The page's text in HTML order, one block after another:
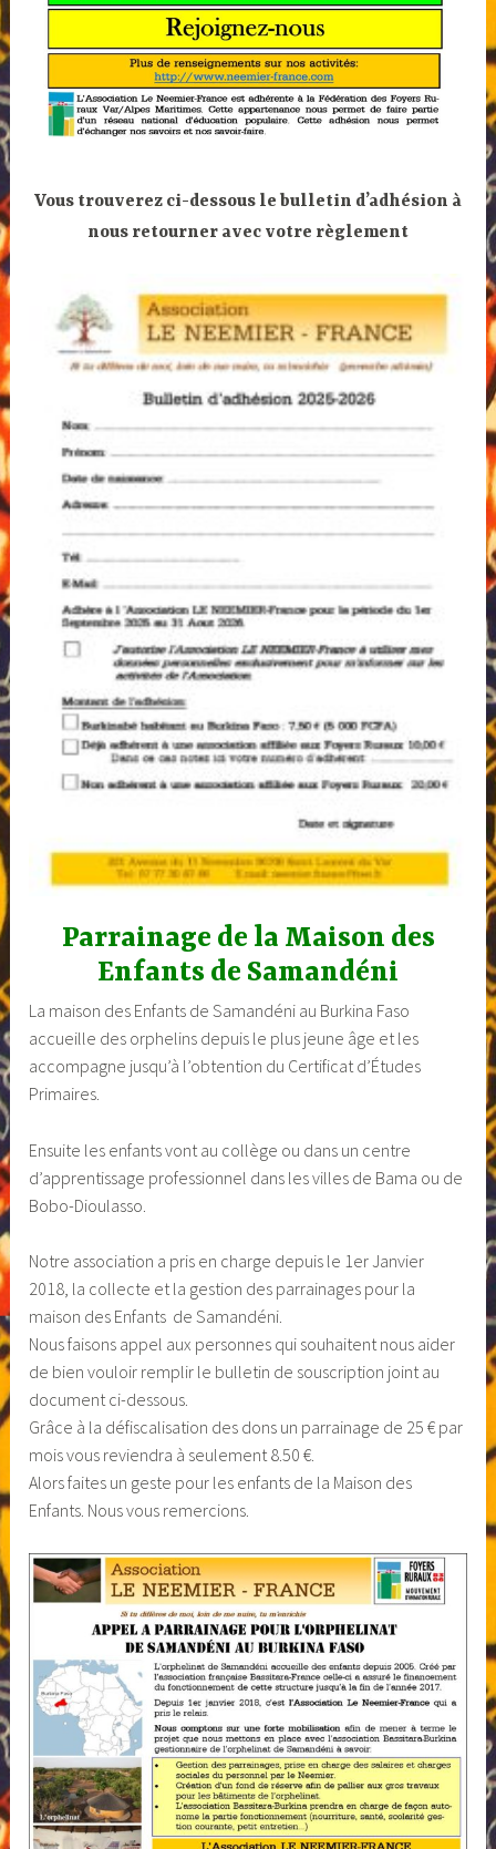
Vous trouverez ci-dessous le bulletin d’adhésion à
nous retourner avec votre règlement
Parrainage de la Maison des
Enfants de Samandéni
La maison des Enfants de Samandéni au Burkina Faso
accueille des orphelins depuis le plus jeune âge et les
accompagne jusqu’à l’obtention du Certificat d’Études
Primaires.
Ensuite les enfants vont au collège ou dans un centre
d’apprentissage professionnel dans les villes de Bama ou de
Bobo-Dioulasso.
Notre association a pris en charge depuis le 1er Janvier
2018, la collecte et la gestion des parrainages pour la
maison des Enfants de Samandéni.
Nous faisons appel aux personnes qui souhaitent nous aider
de bien vouloir remplir le bulletin de souscription joint au
document ci-dessous.
Grâce à la défiscalisation des dons un parrainage de 25 € par
mois vous reviendra à seulement 8.50 €.
Alors faites un geste pour les enfants de la Maison des
Enfants. Nous vous remercions.